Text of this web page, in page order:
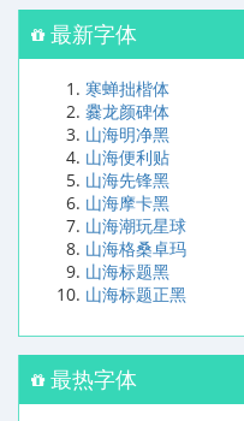
最新字体
寒蝉拙楷体
爨龙颜碑体
山海明净黑
山海便利贴
山海先锋黑
山海摩卡黑
山海潮玩星球
山海格桑卓玛
山海标题黑
山海标题正黑
最热字体